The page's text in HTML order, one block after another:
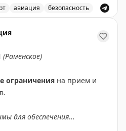
MАХ
авиация безопасность
(Раменское)
ограничения на прием и
для обеспечения